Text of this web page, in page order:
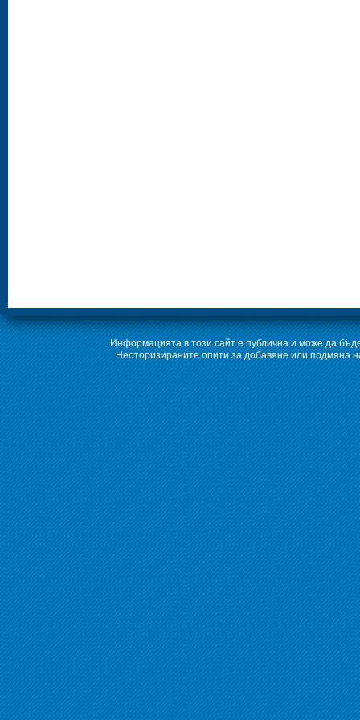
Информацията в този сайт е публична и може да
Неоторизираните опити за добавяне или подмяна